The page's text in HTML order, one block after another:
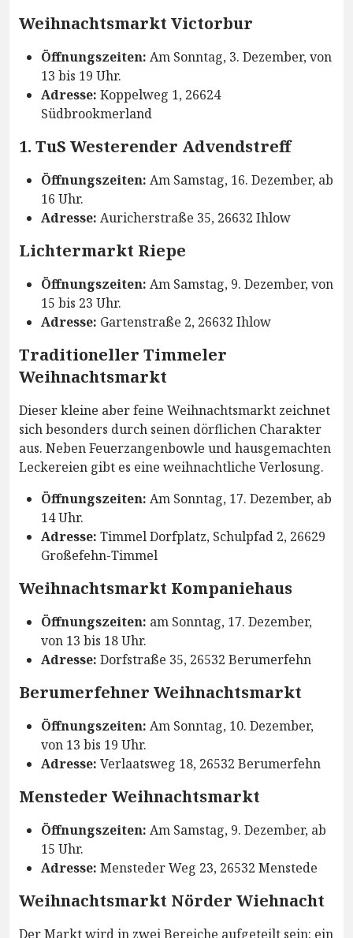
Weihnachtsmarkt Victorbur
Öffnungszeiten: Am Sonntag, 3. Dezember, von
13 bis 19 Uhr.
Adresse: Koppelweg 1, 26624
Südbrookmerland
1. TuS Westerender Advendstreff
Öffnungszeiten: Am Samstag, 16. Dezember, ab
16 Uhr.
Adresse: Auricherstraße 35, 26632 Ihlow
Lichtermarkt Riepe
Öffnungszeiten: Am Samstag, 9. Dezember, von
15 bis 23 Uhr.
Adresse: Gartenstraße 2, 26632 Ihlow
Traditioneller Timmeler
Weihnachtsmarkt
Dieser kleine aber feine Weihnachtsmarkt zeichnet
sich besonders durch seinen dörflichen Charakter
aus. Neben Feuerzangenbowle und hausgemachten
Leckereien gibt es eine weihnachtliche Verlosung.
Öffnungszeiten: Am Sonntag, 17. Dezember, ab
14 Uhr.
Adresse: Timmel Dorfplatz, Schulpfad 2, 26629
Großefehn-Timmel
Weihnachtsmarkt Kompaniehaus
Öffnungszeiten: am Sonntag, 17. Dezember,
von 13 bis 18 Uhr.
Adresse: Dorfstraße 35, 26532 Berumerfehn
Berumerfehner Weihnachtsmarkt
Öffnungszeiten: Am Sonntag, 10. Dezember,
von 13 bis 19 Uhr.
Adresse: Verlaatsweg 18, 26532 Berumerfehn
Mensteder Weihnachtsmarkt
Öffnungszeiten: Am Samstag, 9. Dezember, ab
15 Uhr.
Adresse: Mensteder Weg 23, 26532 Menstede
Weihnachtsmarkt Nörder Wiehnacht
Der Markt wird in zwei Bereiche aufgeteilt sein: ein